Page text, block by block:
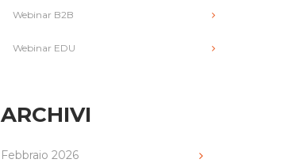
Webinar B2B
Webinar EDU
ARCHIVI
Febbraio 2026